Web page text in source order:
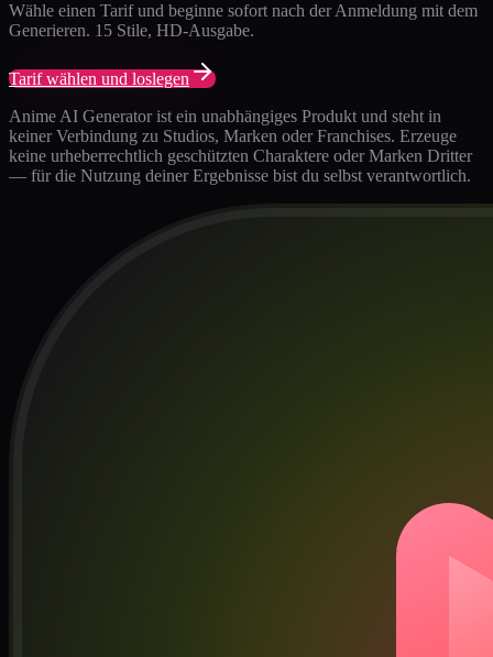
Wähle einen Tarif und beginne sofort nach der Anmeldung mit dem
Generieren. 15 Stile, HD-Ausgabe.
Tarif wählen und loslegen
Anime AI Generator ist ein unabhängiges Produkt und steht in
keiner Verbindung zu Studios, Marken oder Franchises. Erzeuge
keine urheberrechtlich geschützten Charaktere oder Marken Dritter
— für die Nutzung deiner Ergebnisse bist du selbst verantwortlich.